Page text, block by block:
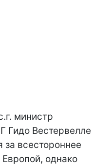
министр
Гидо Вестервелле
за всестороннее
однако